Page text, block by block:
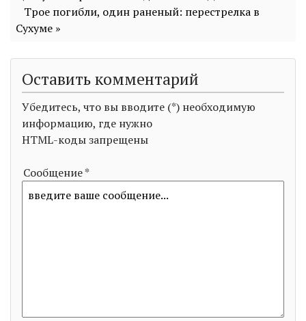
Трое погибли, один раненый: перестрелка в
Сухуме »
Оставить комментарий
Убедитесь, что вы вводите (*) необходимую
информацию, где нужно
HTML-коды запрещены
Сообщение *